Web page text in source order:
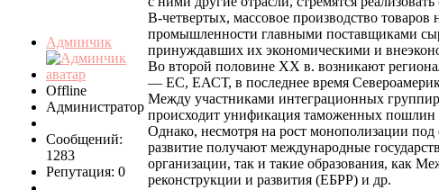
Админчик
Offline
Администратор
Сообщений:
1283
Репутация: 0
В-четвертых, массовое производство
промышленности главными поставщиками
принуждавших их экономическими и
Во второй половине XX в. возникают
— ЕС, ЕАСТ, в последнее время
Между участниками интеграционных
происходит унификация таможенных пошлин
Однако, несмотря на рост монополизации
развитие получают международные
организации, так и такие образования,
реконструкции и развития (ЕБРР) и др.